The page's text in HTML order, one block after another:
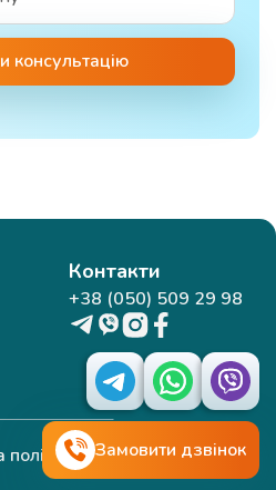
консультацію
Контакти
+38 (050) 509 29 98
конфіденційності
Замовити дзвінок